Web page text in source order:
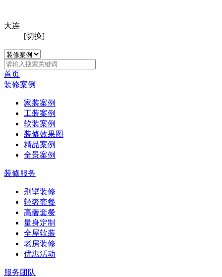
大连
[切换]
首页
装修案例
家装案例
工装案例
软装案例
装修效果图
精品案例
全景案例
装修服务
别墅装修
轻奢套餐
高奢套餐
量身定制
全屋软装
老房装修
优惠活动
服务团队